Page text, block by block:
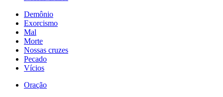
Demônio
Exorcismo
Mal
Morte
Nossas cruzes
Pecado
Vícios
Oração